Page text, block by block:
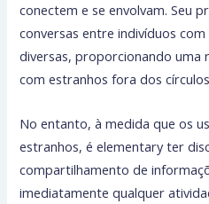
conectem e se envolvam. Seu
conversas entre indivíduos
diversas, proporcionando
com estranhos fora dos
No entanto, à medida que os
estranhos, é elementary ter
compartilhamento de
imediatamente qualquer